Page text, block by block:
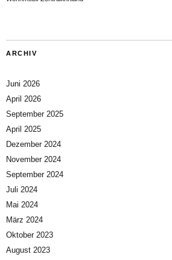
ARCHIV
Juni 2026
April 2026
September 2025
April 2025
Dezember 2024
November 2024
September 2024
Juli 2024
Mai 2024
März 2024
Oktober 2023
August 2023